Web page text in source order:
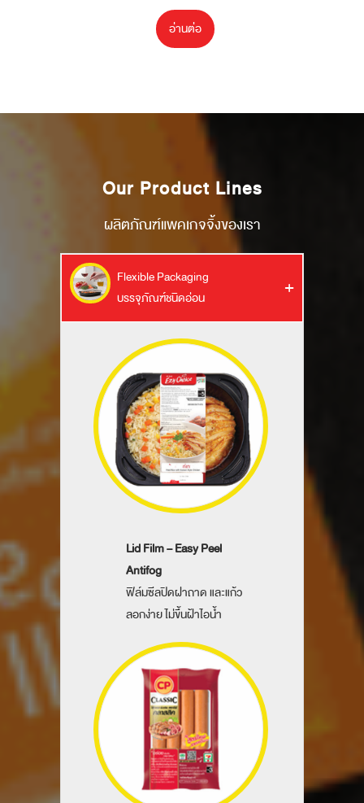
อ่านต่อ
Our Product Lines
ผลิตภัณฑ์แพคเกจจิ้งของเรา
Flexible Packaging
บรรจุภัณฑ์ชนิดอ่อน
Lid Film – Easy Peel
Antifog
ฟิล์มซีลปิดฝาถาด และแก้ว
ลอกง่าย ไม่ขึ้นฝ้าไอน้ำ